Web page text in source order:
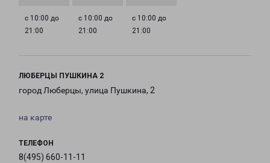
с 10:00 до
21:00
с 10:00 до
21:00
с 10:00 до
21:00
ЛЮБЕРЦЫ ПУШКИНА 2
город Люберцы, улица Пушкина, 2
на карте
ТЕЛЕФОН
8(495) 660-11-11